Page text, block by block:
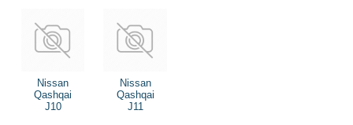
Nissan
Qashqai
J10
Nissan
Qashqai
J11